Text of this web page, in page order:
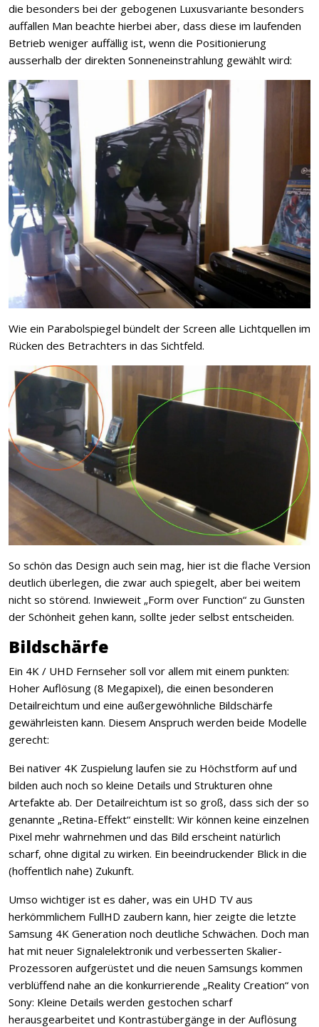
die besonders bei der gebogenen Luxusvariante besonders
auffallen Man beachte hierbei aber, dass diese im laufenden
Betrieb weniger auffällig ist, wenn die Positionierung
ausserhalb der direkten Sonneneinstrahlung gewählt wird:
Wie ein Parabolspiegel bündelt der Screen alle Lichtquellen im
Rücken des Betrachters in das Sichtfeld.
So schön das Design auch sein mag, hier ist die flache Version
deutlich überlegen, die zwar auch spiegelt, aber bei weitem
nicht so störend. Inwieweit „Form over Function“ zu Gunsten
der Schönheit gehen kann, sollte jeder selbst entscheiden.
Bildschärfe
Ein 4K / UHD Fernseher soll vor allem mit einem punkten:
Hoher Auflösung (8 Megapixel), die einen besonderen
Detailreichtum und eine außergewöhnliche Bildschärfe
gewährleisten kann. Diesem Anspruch werden beide Modelle
gerecht:
Bei nativer 4K Zuspielung laufen sie zu Höchstform auf und
bilden auch noch so kleine Details und Strukturen ohne
Artefakte ab. Der Detailreichtum ist so groß, dass sich der so
genannte „Retina-Effekt“ einstellt: Wir können keine einzelnen
Pixel mehr wahrnehmen und das Bild erscheint natürlich
scharf, ohne digital zu wirken. Ein beeindruckender Blick in die
(hoffentlich nahe) Zukunft.
Umso wichtiger ist es daher, was ein UHD TV aus
herkömmlichem FullHD zaubern kann, hier zeigte die letzte
Samsung 4K Generation noch deutliche Schwächen. Doch man
hat mit neuer Signalelektronik und verbesserten Skalier-
Prozessoren aufgerüstet und die neuen Samsungs kommen
verblüffend nahe an die konkurrierende „Reality Creation“ von
Sony: Kleine Details werden gestochen scharf
herausgearbeitet und Kontrastübergänge in der Auflösung